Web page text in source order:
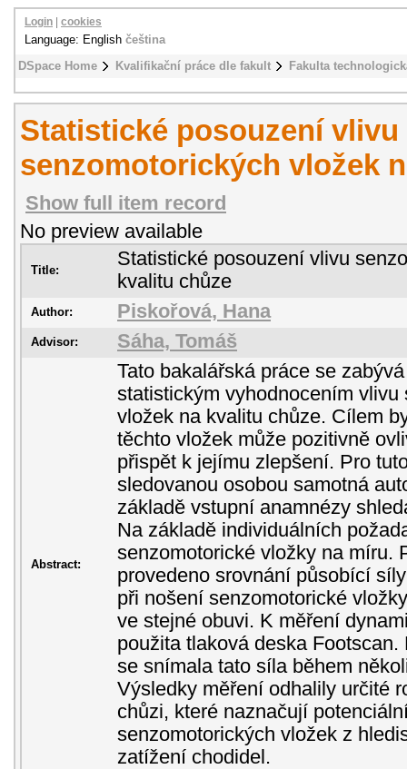
DSpace Home Kvalifikační práce dle fakult Fakulta
Login cookies
Language: English čeština
Statistické posouzení vlivu
senzomotorických vložek
Show full item record
No preview available
Title:
Statistické posouzení vlivu
kvalitu chůze
Author: Piskořová, Hana
Advisor: Sáha, Tomáš
Abstract:
Tato bakalářská práce se
statistickým vyhodnocením vlivu
vložek na kvalitu chůze. Cílem
těchto vložek může pozitivně
přispět k jejímu zlepšení. Pro
sledovanou osobou samotná
základě vstupní anamnézy
Na základě individuálních
senzomotorické vložky na míru.
provedeno srovnání působící
při nošení senzomotorické
ve stejné obuvi. K měření
použita tlaková deska
se snímala tato síla během
Výsledky měření odhalily určité
chůzi, které naznačují
senzomotorických vložek z
zatížení chodidel.